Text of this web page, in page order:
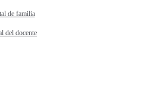
de familia
del docente